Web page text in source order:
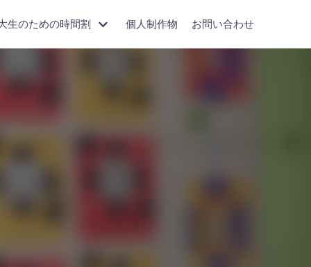
生のための時間割 個人制作物 お問い合わせ